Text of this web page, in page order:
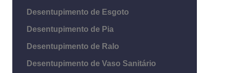
Desentupimento de Esgoto
Desentupimento de Pia
Desentupimento de Ralo
Desentupimento de Vaso Sanitário